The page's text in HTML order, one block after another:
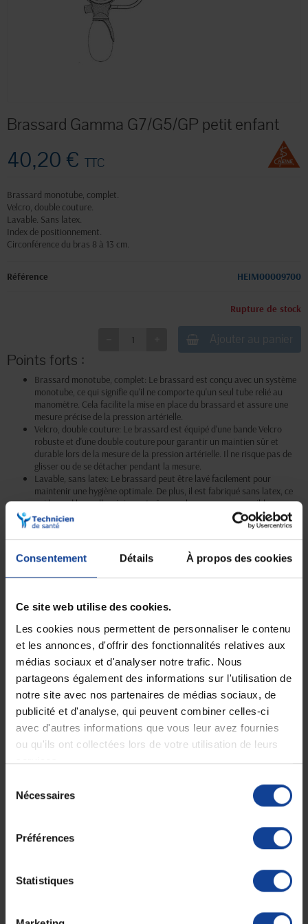
Consentement Détails À propos des cookies
Ce site web utilise des cookies.
Les cookies nous permettent de personnaliser le contenu
et les annonces, d'offrir des fonctionnalités relatives aux
médias sociaux et d'analyser notre trafic. Nous
partageons également des informations sur l'utilisation de
notre site avec nos partenaires de médias sociaux, de
publicité et d'analyse, qui peuvent combiner celles-ci
avec d'autres informations que vous leur avez fournies
ou qu'ils ont collectées lors de votre utilisation de leurs
services.
Nécessaires
Préférences
Statistiques
Brassard Gamma G7/G5/GP petit enfant
40,20 € TTC
Brassard monotube, complet.
Velcro, double couture.
Lavable. Sans latex.
Index de positionnement.
Circonférence du bras 8 à 13 cm.
Référence HEIM00009700
Rupture de stock
Ajouter au panier
Points forts :
Brassard monotube, complet: Le brassard est conçu avec un système
monotube, ce qui signifie qu'il ne comporte qu'un seul tube relié au
manomètre. Cela facilite la mise en place du brassard et assure une
mesure précise de la pression artérielle.
Velcro, double couture: Le brassard est équipé d'une bande Velcro
robuste et d'une double couture pour garantir un maintien sûr et
durable lors de la mesure de la pression artérielle. Il ne risque pas de
glisser ou de se détacher pendant la mesure.
Lavable, sans latex: Le brassard peut être lavé facilement pour
maintenir une hygiène optimale. De plus, il est fabriqué sans latex, ce
qui le rend hypoallergénique et sûr pour les personnes sensibles au
latex.
Index de positionnement: Le brassard est équipé d'un index de
positionnement qui indique la position optimale pour l'installation du
brassard sur le bras de l'enfant. Cela permet de garantir une mesure
précise de la pression artérielle.
Circonférence adaptable: Le brassard convient aux enfants dont la
pour s'adapter aux différents bras des enfants en bas âge.
Livraison gratuite
En magasin Technicien de santé
En France à domicile à partir de 99€
d'achats
Paiement sécurisé
Paiement en ligne 100% sécurisé par
carte bancaire ou Paypal
Expédition Service client
Le vendredi jusqu'à 17h
Description
Ce brassard complet, adapté aux bras d'un petit enfant de 8 à 13 cm
de circonférence, assure une pression uniforme grâce à son tube
Il est équipé d'une fermeture velcro avec double couture pour un